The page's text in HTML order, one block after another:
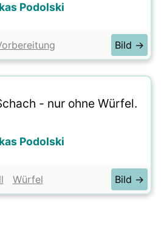
Podolski
Bild →
- nur ohne Würfel.
Podolski
Würfel Bild →